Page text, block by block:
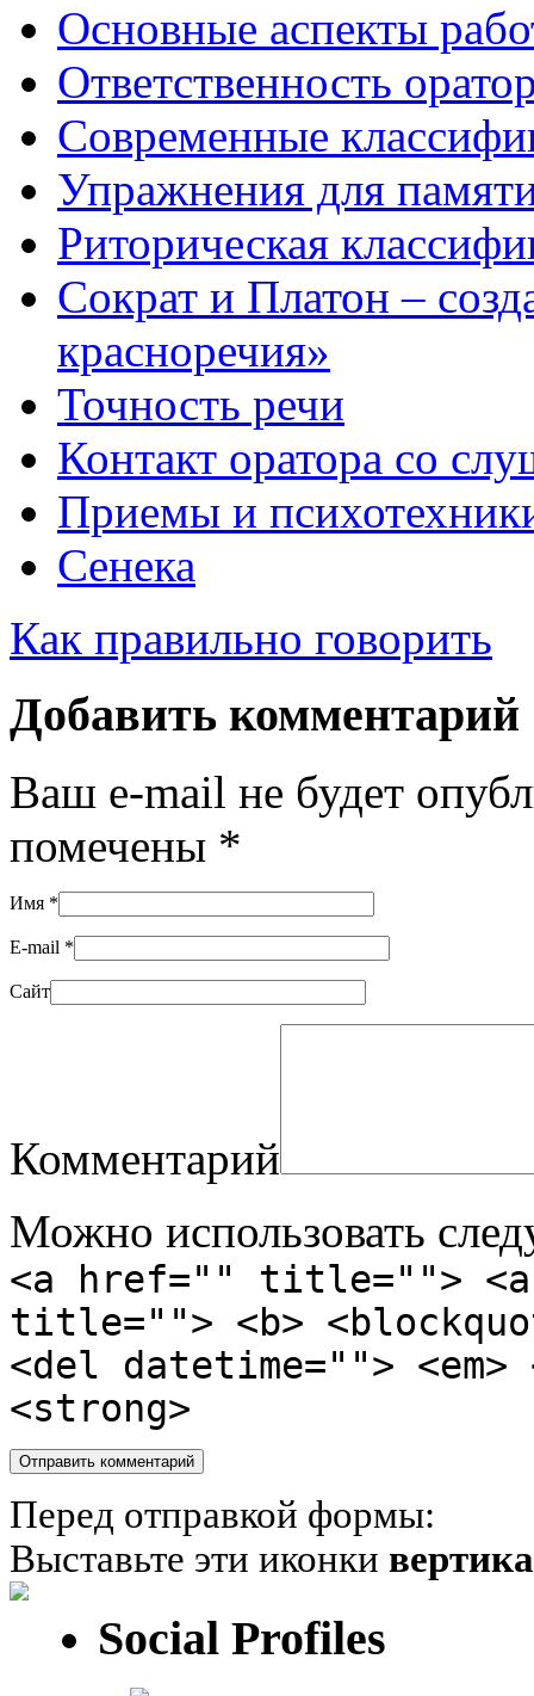
Основные аспекты
Ответственность
Современные
Упражнения для
Риторическая
Сократ и Платон –
красноречия»
Точность речи
Контакт оратора со
Приемы и
Сенека
Как правильно говорить
Добавить комментарий
Ваш e-mail не будет
помечены *
Имя *
E-mail *
Сайт
Комментарий
Можно использовать
<a href="" title="">
title=""> <b>
<del datetime="">
<strong>
Перед отправкой формы:
Выставьте эти иконки
Social Profiles